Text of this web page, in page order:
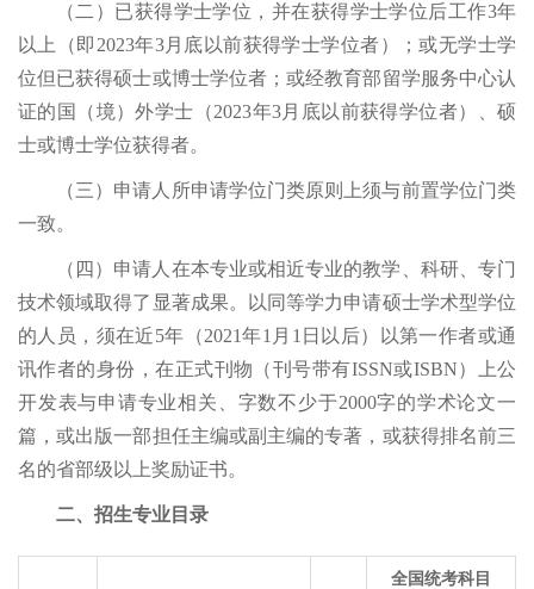
（二）已获得学士学位，并在获得学士学位后工作3年
以上（即2023年3月底以前获得学士学位者）；或无学士学
位但已获得硕士或博士学位者；或经教育部留学服务中心认
证的国（境）外学士（2023年3月底以前获得学位者）、硕
士或博士学位获得者。
（三）申请人所申请学位门类原则上须与前置学位门类
一致。
（四）申请人在本专业或相近专业的教学、科研、专门
技术领域取得了显著成果。以同等学力申请硕士学术型学位
的人员，须在近5年（2021年1月1日以后）以第一作者或通
讯作者的身份，在正式刊物（刊号带有ISSN或ISBN）上公
开发表与申请专业相关、字数不少于2000字的学术论文一
篇，或出版一部担任主编或副主编的专著，或获得排名前三
名的省部级以上奖励证书。
二、招生专业目录
全国统考科目